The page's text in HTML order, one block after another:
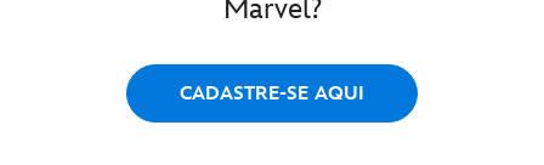
Marvel?
CADASTRE-SE AQUI